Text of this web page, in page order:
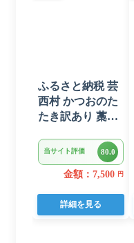
ふるさと納税 芸
西村 かつおのた
たき訳あり 藁焼
キ【KYF027】
当サイト評価 80.0
金額：7,500 円
詳細を見る